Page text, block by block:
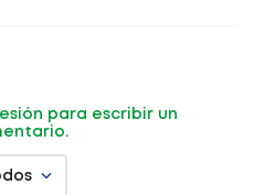
para escribir un